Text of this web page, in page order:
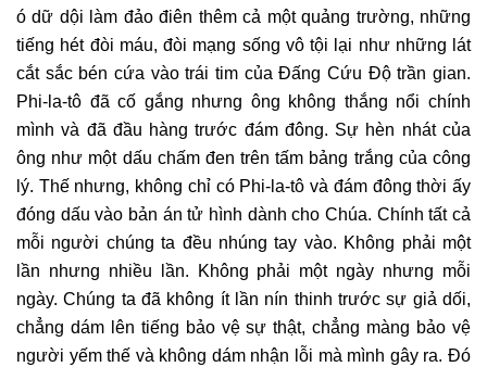
ó dữ dội làm đảo điên thêm cả một quảng trường, những
tiếng hét đòi máu, đòi mạng sống vô tội lại như những lát
cắt sắc bén cứa vào trái tim của Đấng Cứu Độ trần gian.
Phi-la-tô đã cố gắng nhưng ông không thắng nổi chính
mình và đã đầu hàng trước đám đông. Sự hèn nhát của
ông như một dấu chấm đen trên tấm bảng trắng của công
lý. Thế nhưng, không chỉ có Phi-la-tô và đám đông thời ấy
đóng dấu vào bản án tử hình dành cho Chúa. Chính tất cả
mỗi người chúng ta đều nhúng tay vào. Không phải một
lần nhưng nhiều lần. Không phải một ngày nhưng mỗi
ngày. Chúng ta đã không ít lần nín thinh trước sự giả dối,
chẳng dám lên tiếng bảo vệ sự thật, chẳng màng bảo vệ
người yếm thế và không dám nhận lỗi mà mình gây ra. Đó